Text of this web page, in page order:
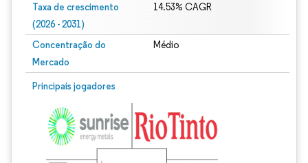
Taxa de crescimento
(2026 - 2031)
14.53% CAGR
Concentração do
Mercado
Médio
Principais jogadores
Imagem © Mordor Intelligence. O reuso requer atribuição conforme CC BY 4.0.